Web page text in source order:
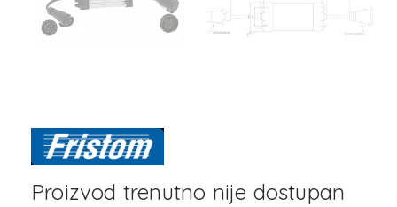
Proizvod trenutno nije dostupan